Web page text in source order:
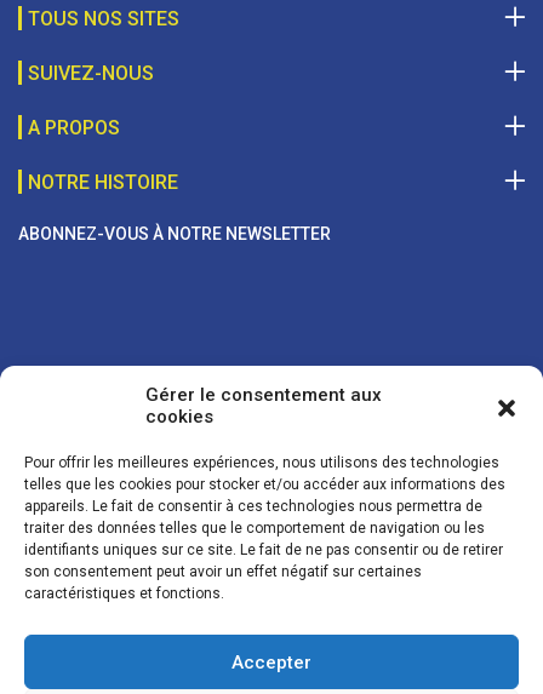
Gérer le consentement aux
cookies
Pour offrir les meilleures expériences, nous utilisons des technologies
telles que les cookies pour stocker et/ou accéder aux informations des
appareils. Le fait de consentir à ces technologies nous permettra de
traiter des données telles que le comportement de navigation ou les
identifiants uniques sur ce site. Le fait de ne pas consentir ou de retirer
son consentement peut avoir un effet négatif sur certaines
caractéristiques et fonctions.
Accepter
TOUS NOS SITES
SUIVEZ-NOUS
A PROPOS
NOTRE HISTOIRE
ABONNEZ-VOUS À NOTRE NEWSLETTER
Vos coordonnées sont uniquement utilisées pour vous envoyer des
lettres d'information sur nos activités. Vous pouvez à tout moment
utiliser le lien de désinscription figurant dans la lettre d'information.
© LES NOUVELLES DE LA BOULANGERIE - Tous droits réservés - Réalisation :
Josh Digital